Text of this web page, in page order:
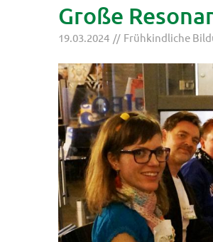
Große
19.03.2024 Frühkindliche